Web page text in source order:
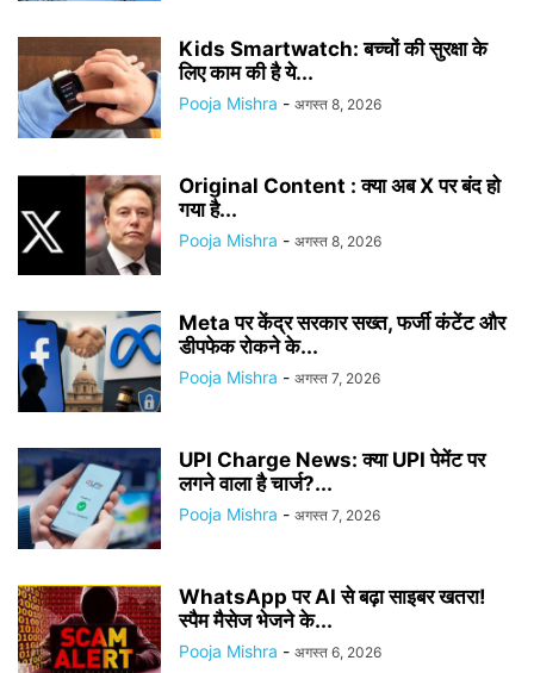
Kids Smartwatch: बच्चों की सुरक्षा के
लिए काम की है ये...
Pooja Mishra - अगस्त 8, 2026
Original Content : क्या अब X पर बंद हो
गया है...
Pooja Mishra - अगस्त 8, 2026
Meta पर केंद्र सरकार सख्त, फर्जी कंटेंट और
डीपफेक रोकने के...
Pooja Mishra - अगस्त 7, 2026
UPI Charge News: क्या UPI पेमेंट पर
लगने वाला है चार्ज?...
Pooja Mishra - अगस्त 7, 2026
WhatsApp पर AI से बढ़ा साइबर खतरा!
स्पैम मैसेज भेजने के...
Pooja Mishra - अगस्त 6, 2026